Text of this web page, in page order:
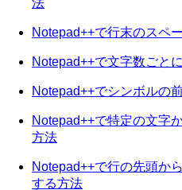
Notepad++で行末のスペ
Notepad++で文字数ごと
Notepad++でシンボルの
Notepad++で特定の文字
方法
Notepad++で行の先頭か
する方法